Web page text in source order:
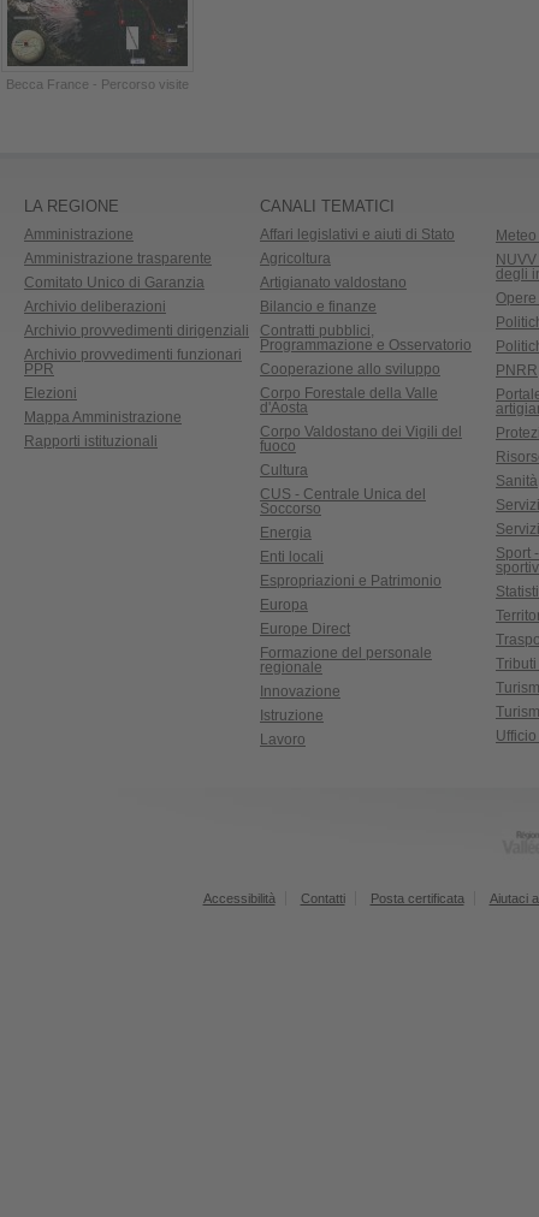
Becca France - Percorso visite
LA REGIONE
Amministrazione
Amministrazione trasparente
Comitato Unico di Garanzia
Archivio deliberazioni
Archivio provvedimenti dirigenziali
Archivio provvedimenti funzionari
PPR
Elezioni
Mappa Amministrazione
Rapporti istituzionali
CANALI TEMATICI
Affari legislativi e aiuti di Stato
Agricoltura
Artigianato valdostano
Bilancio e finanze
Contratti pubblici,
Programmazione e Osservatorio
Cooperazione allo sviluppo
Corpo Forestale della Valle
d'Aosta
Corpo Valdostano dei Vigili del
fuoco
Cultura
CUS - Centrale Unica del
Soccorso
Energia
Enti locali
Espropriazioni e Patrimonio
Europa
Europe Direct
Formazione del personale
regionale
Innovazione
Istruzione
Lavoro
degli
PNRR
Sanità
Sport
Accessibilità Contatti Posta certificata Aiutaci